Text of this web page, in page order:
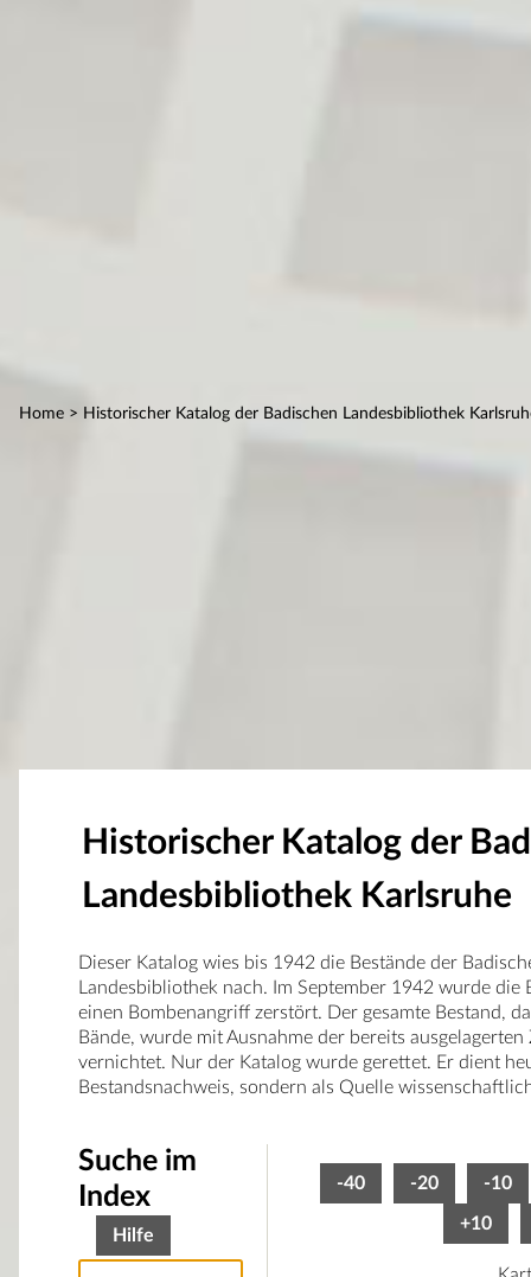
Home > Historischer Katalog der Badischen Landesbibliothek
Historischer Katalog der
Landesbibliothek Karlsruhe
Dieser Katalog wies bis 1942 die Bestände der
Landesbibliothek nach. Im September 1942 wurde
einen Bombenangriff zerstört. Der gesamte Bestand,
Bände, wurde mit Ausnahme der bereits ausgelagerten
vernichtet. Nur der Katalog wurde gerettet. Er dient
Bestandsnachweis, sondern als Quelle
-40 -20 -10
+10
Suche im
Index
Hilfe